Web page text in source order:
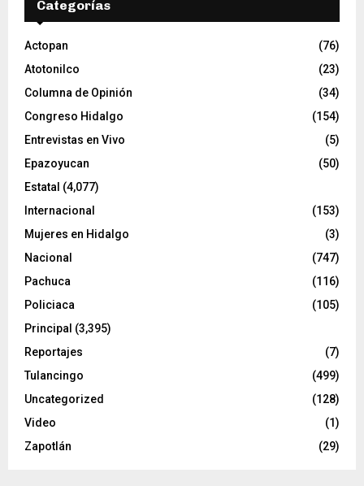
e
o
Categorías
Actopan
(76)
Atotonilco
(23)
Columna de Opinión
(34)
Congreso Hidalgo
(154)
Entrevistas en Vivo
(5)
Epazoyucan
(50)
Estatal (4,077)
Internacional
(153)
Mujeres en Hidalgo
(3)
Nacional
(747)
Pachuca
(116)
Policiaca
(105)
Principal (3,395)
Reportajes
(7)
Tulancingo
(499)
Uncategorized
(128)
Video
(1)
Zapotlán
(29)